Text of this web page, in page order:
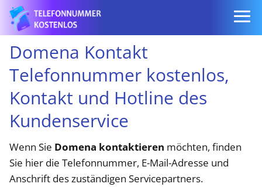
Domena Kontakt
Telefonnummer kostenlos,
Kontakt und Hotline des
Kundenservice
Wenn Sie Domena kontaktieren möchten, finden
Sie hier die Telefonnummer, E-Mail-Adresse und
Anschrift des zuständigen Servicepartners.